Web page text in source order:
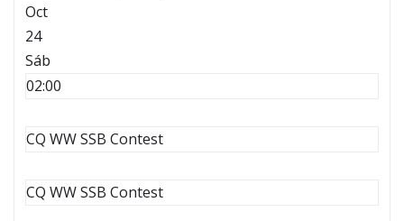
Oct
24
Sáb
02:00
CQ WW SSB Contest
CQ WW SSB Contest